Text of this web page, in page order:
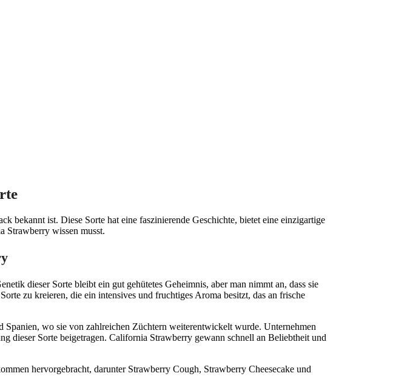
bekannt ist. Diese Sorte hat eine faszinierende Geschichte, bietet eine einzigartige
Strawberry wissen musst.
dieser Sorte bleibt ein gut gehütetes Geheimnis, aber man nimmt an, dass sie
zu kreieren, die ein intensives und fruchtiges Aroma besitzt, das an frische
wo sie von zahlreichen Züchtern weiterentwickelt wurde. Unternehmen
dieser Sorte beigetragen. California Strawberry gewann schnell an Beliebtheit und
hervorgebracht, darunter Strawberry Cough, Strawberry Cheesecake und